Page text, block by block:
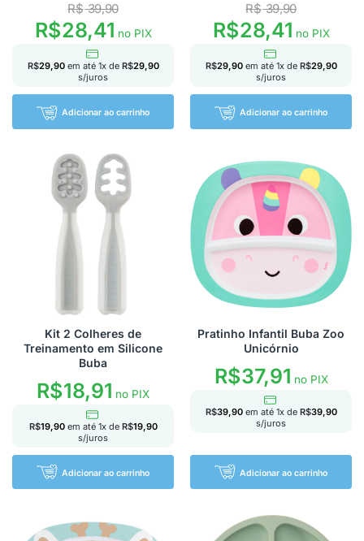
R$39,90
R$28,41 no PIX
R$29,90 em até 1x de R$29,90
s/juros
Adicionar ao carrinho
R$39,90
R$28,41 no PIX
R$29,90 em até 1x de R$29,90
s/juros
Adicionar ao carrinho
Kit 2 Colheres de
Treinamento em Silicone
Buba
R$18,91 no PIX
R$19,90 em até 1x de R$19,90
s/juros
Adicionar ao carrinho
Pratinho Infantil Buba Zoo
Unicórnio
R$37,91 no PIX
R$39,90 em até 1x de R$39,90
s/juros
Adicionar ao carrinho